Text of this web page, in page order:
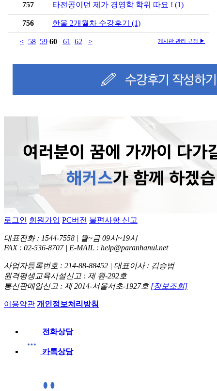
757 타전공이던 제가 경영학 학위 따요 ! (1)
756 한울 2개월차 수강후기 (1)
< 58 5960 61 62 > 게시판 관리 규정 ▶
로그인 회원가입 PC버전 불편사항 신고
대표전화 : 1544-7558 | 월~금 09시~19시
FAX : 02-536-8707 | E-MAIL : help@paranhanul.net
사업자등록번호 : 214-88-88452 | 대표이사 : 김승범
원격평생교육시설신고 : 제 원-292호
통신판매업신고 : 제 2014-서울서초-1927호 [정보조회]
이용약관 개인정보처리방침
전화상담
카톡상담